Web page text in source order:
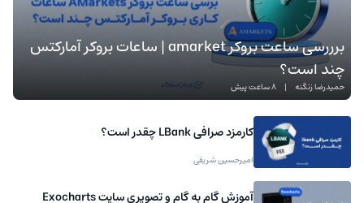
برررسی ساعت بروکر amarket | ساعات بروکر آمارکتس
چند است؟
حمیدرضا زنگنه | 8 ساعت پیش
کارمزد صرافی LBank چقدر است؟
امیرحسین شریفی
آموزش گام به گام و تصویری سایت Exocharts